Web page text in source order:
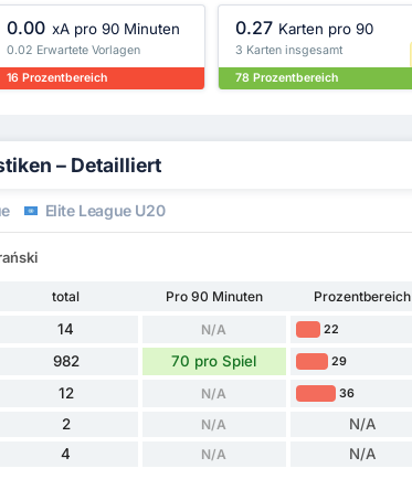
0.00 xA pro 90 Minuten
0.02 Erwartete Vorlagen
16 Prozentbereich
0.27 Karten pro 90
3 Karten insgesamt
78 Prozentbereich
– Detailliert
Elite League U20
total Pro 90 Minuten
Prozentbereich
14 N/A 22
982 70 pro Spiel 29
12 N/A 36
2 N/A N/A
4 N/A N/A